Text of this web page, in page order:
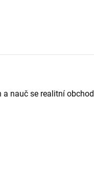
a nauč se realitní obchod